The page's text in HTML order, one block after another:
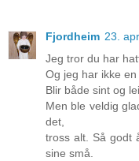
Fjordheim 23.
Jeg tror du har
Og jeg har ikke
Blir både sint og
Men ble veldig
det,
tross alt. Så godt
sine små.